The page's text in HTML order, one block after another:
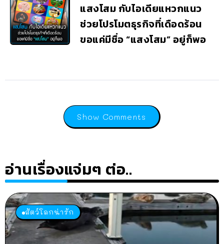
แสงโสม กับไอเดียแหวกแนว
ช่วยโปรโมตธุรกิจที่เดือดร้อน
ขอแค่มีชื่อ “แสงโสม” อยู่ก็พอ
Show Comments
อ่านเรื่องแจ่มๆ ต่อ..
สัตว์โลกน่ารัก